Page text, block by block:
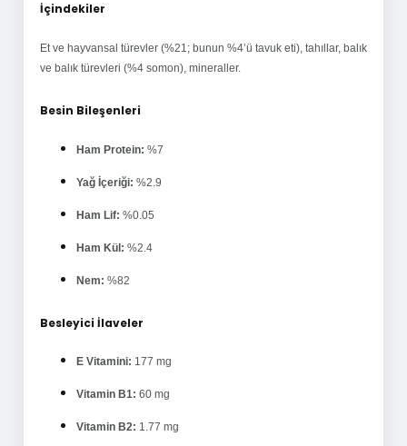
İçindekiler
Et ve hayvansal türevler (%21; bunun %4’ü tavuk eti), tahıllar, balık
ve balık türevleri (%4 somon), mineraller.
Besin Bileşenleri
Ham Protein: %7
Yağ İçeriği: %2.9
Ham Lif: %0.05
Ham Kül: %2.4
Nem: %82
Besleyici İlaveler
E Vitamini: 177 mg
Vitamin B1: 60 mg
Vitamin B2: 1.77 mg